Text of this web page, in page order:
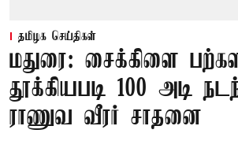
தமிழக செய்திகள்
மதுரை: சைக்கிளை
தூக்கியபடி 100 அடி
ராணுவ வீரர் சாதனை